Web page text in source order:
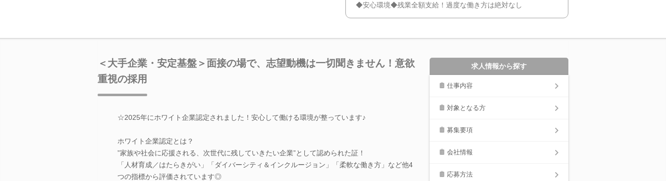
◆安心環境◆残業全額支給！過度な働き方は絶対なし
＜大手企業・安定基盤＞面接の場で、志望動機は一切聞きません！意欲
重視の採用
☆2025年にホワイト企業認定されました！安心して働ける環境が整っています♪
ホワイト企業認定とは？
”家族や社会に応援される、次世代に残していきたい企業”として認められた証！
「人材育成／はたらきがい」「ダイバーシティ＆インクルージョン」「柔軟な働き方」など他4
つの指標から評価されています◎
求人情報から探す
仕事内容
対象となる方
募集要項
会社情報
応募方法